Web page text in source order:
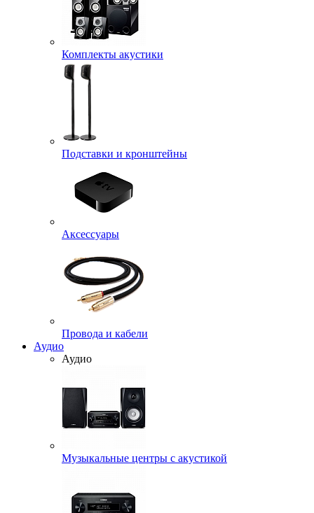
Комплекты акустики
Подставки и кронштейны
Аксессуары
Провода и кабели
Аудио
Аудио
Музыкальные центры с акустикой